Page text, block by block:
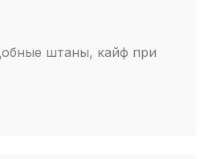
штаны, кайф при